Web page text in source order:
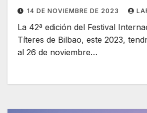
14 DE NOVIEMBRE DE 2023
La 42ª edición del Festival
Títeres de Bilbao, este 2023,
al 26 de noviembre…